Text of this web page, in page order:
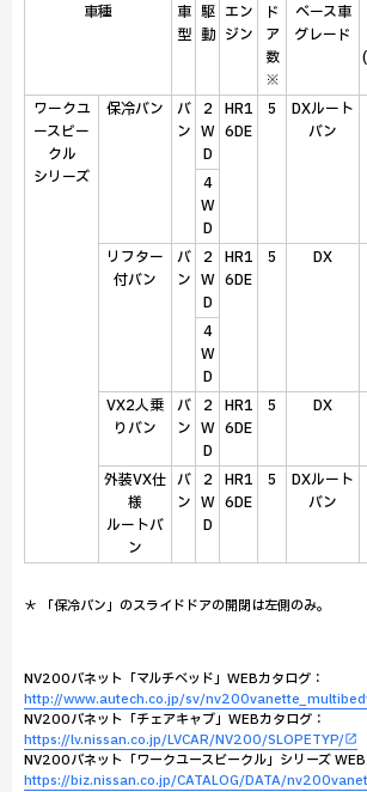
車種
車
型
駆
動
エン
ジン
ド
ア
数
※
ベース車
グレード
ワークユ
ースビー
クル
シリーズ
保冷バン
バ
ン
2
W
D
HR1
6DE
5
DXルート
バン
4
W
D
リフター
付バン
バ
ン
2
W
D
HR1
6DE
5 DX
4
W
D
VX2人乗
りバン
バ
ン
2
W
D
HR1
6DE
5 DX
外装VX仕
様
ルートバ
ン
バ
ン
2
W
D
HR1
6DE
5
DXルート
バン
＊ 「保冷バン」のスライドドアの開閉は左側のみ。
NV200バネット「マルチベッド」WEBカタログ：
http://www.autech.co.jp/sv/
NV200バネット「チェアキャブ」WEBカタログ：
https://lv.nissan.co.jp/LVCAR/NV200/SLOPETYP/
NV200バネット「ワークユースビークル」シリーズ WEB
https://biz.nissan.co.jp/CATALOG/DATA/